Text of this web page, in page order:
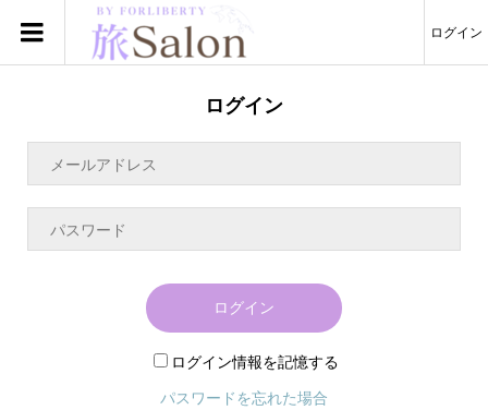
ログイン
ログイン
ログイン
ログイン情報を記憶する
パスワードを忘れた場合